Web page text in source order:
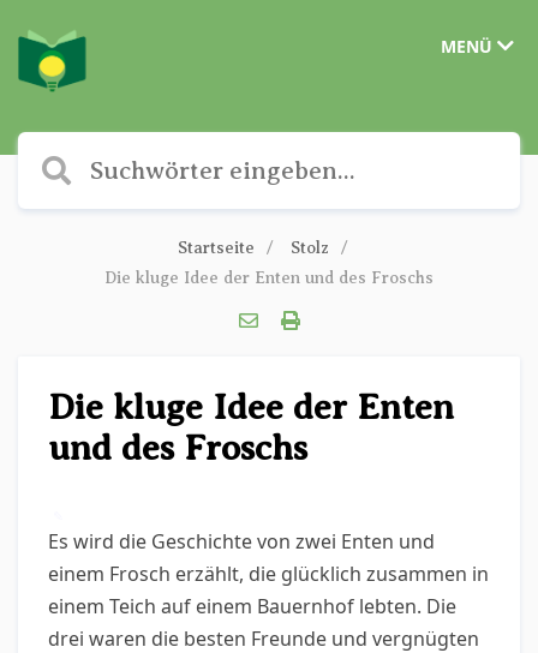
MENÜ
Startseite
Stolz
Die kluge Idee der Enten und des Froschs
Die kluge Idee der Enten
und des Froschs
Es wird die Geschichte von zwei Enten und
einem Frosch erzählt, die glücklich zusammen in
einem Teich auf einem Bauernhof lebten. Die
drei waren die besten Freunde und vergnügten